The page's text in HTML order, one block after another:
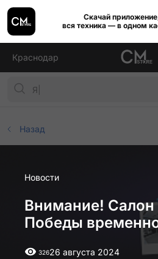
Скачай
вся техника — в одном
Краснодар
Назад
Новости
Внимание! Салон
Победы
32626 августа 2024